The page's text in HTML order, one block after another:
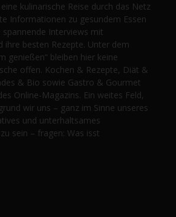
kulinarische Reise durch das Netz
Informationen zu gesundem Essen
Interviews mit
ihre besten Rezepte. Unter dem
genießen“ bleiben hier keine
offen. Kochen & Rezepte, Diät &
& Bio sowie Gastro & Gourmet
Online-Magazins. Ein weites Feld,
wir uns – ganz im Sinne unseres
und unterhaltsames
sein – fragen: Was isst